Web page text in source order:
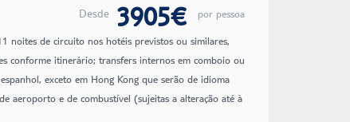
Desde 3905€ por pessoa
noites de circuito nos hotéis previstos ou similares,
conforme itinerário; transfers internos em comboio ou
exceto em Hong Kong que serão de idioma
aeroporto e de combustível (sujeitas a alteração até à